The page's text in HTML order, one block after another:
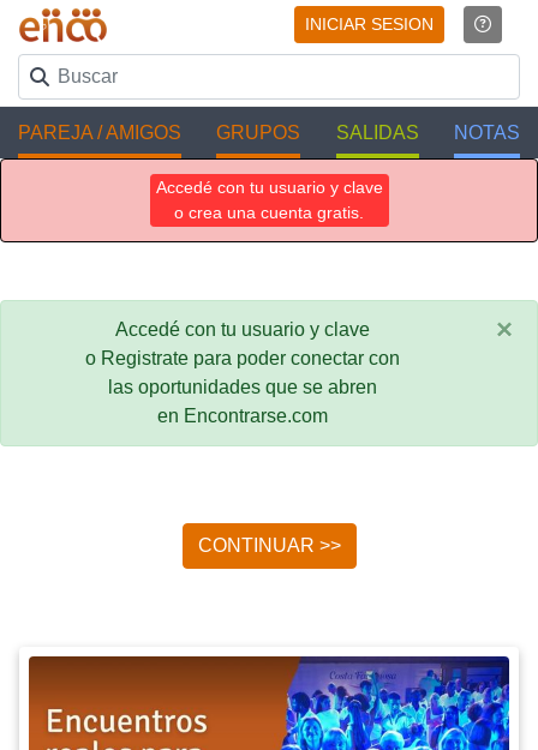
INICIAR SESION
PAREJA / AMIGOS GRUPOS SALIDAS NOTAS
Accedé con tu usuario y clave
o crea una cuenta gratis.
Accedé con tu usuario y clave
o Registrate para poder conectar con
las oportunidades que se abren
en Encontrarse.com
×
CONTINUAR >>